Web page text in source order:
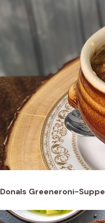
Donals Greeneroni-Suppe